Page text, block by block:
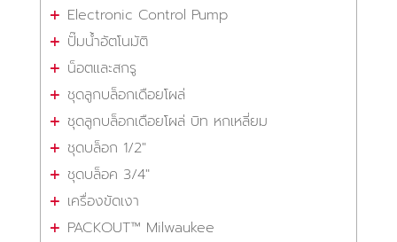
Electronic Control Pump
ปั๊มน้ำอัตโนมัติ
น็อตและสกรู
ชุดลูกบล็อกเดือยโผล่
ชุดลูกบล็อกเดือยโผล่ บิท หกเหลี่ยม
ชุดบล็อก 1/2"
ชุดบล็อค 3/4"
เครื่องขัดเงา
PACKOUT™ Milwaukee